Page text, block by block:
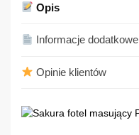
Opis
Informacje dodatkowe
Opinie klientów